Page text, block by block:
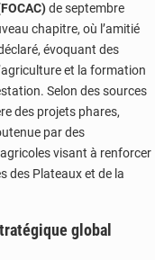
de septembre
chapitre, où l’amitié
évoquant des
et la formation
Selon des sources
des projets phares,
par des
visant à renforcer
des Plateaux et de la
global